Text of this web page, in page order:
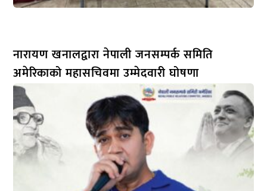
नारायण खनालद्वारा नेपाली जनसम्पर्क समिति
अमेरिकाको महासचिवमा उम्मेदवारी घोषणा